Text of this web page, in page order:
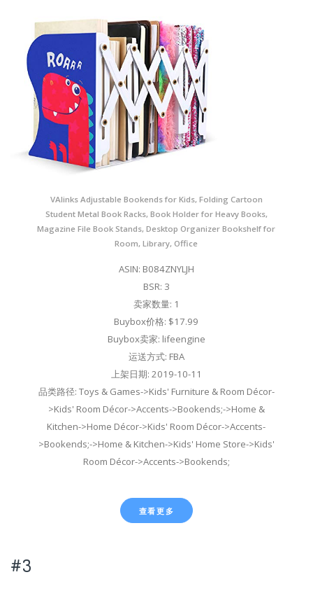
VAlinks Adjustable Bookends for Kids, Folding Cartoon
Student Metal Book Racks, Book Holder for Heavy Books,
Magazine File Book Stands, Desktop Organizer Bookshelf for
Room, Library, Office
ASIN: B084ZNYLJH
BSR: 3
卖家数量: 1
Buybox价格: $17.99
Buybox卖家: lifeengine
运送方式: FBA
上架日期: 2019-10-11
品类路径: Toys & Games->Kids' Furniture & Room Décor-
>Kids' Room Décor->Accents->Bookends;->Home &
Kitchen->Home Décor->Kids' Room Décor->Accents-
>Bookends;->Home & Kitchen->Kids' Home Store->Kids'
Room Décor->Accents->Bookends;
查看更多
#3